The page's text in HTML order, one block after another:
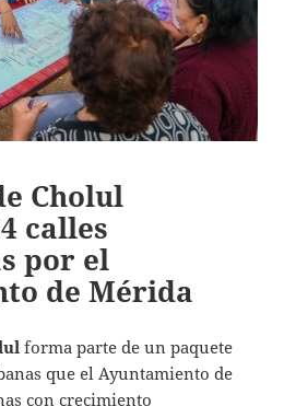
Cholul
calles
por el
de Mérida
forma parte de un paquete
que el Ayuntamiento de
con crecimiento